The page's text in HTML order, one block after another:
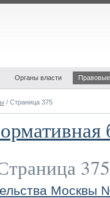
Органы власти
/ Страница 375
375